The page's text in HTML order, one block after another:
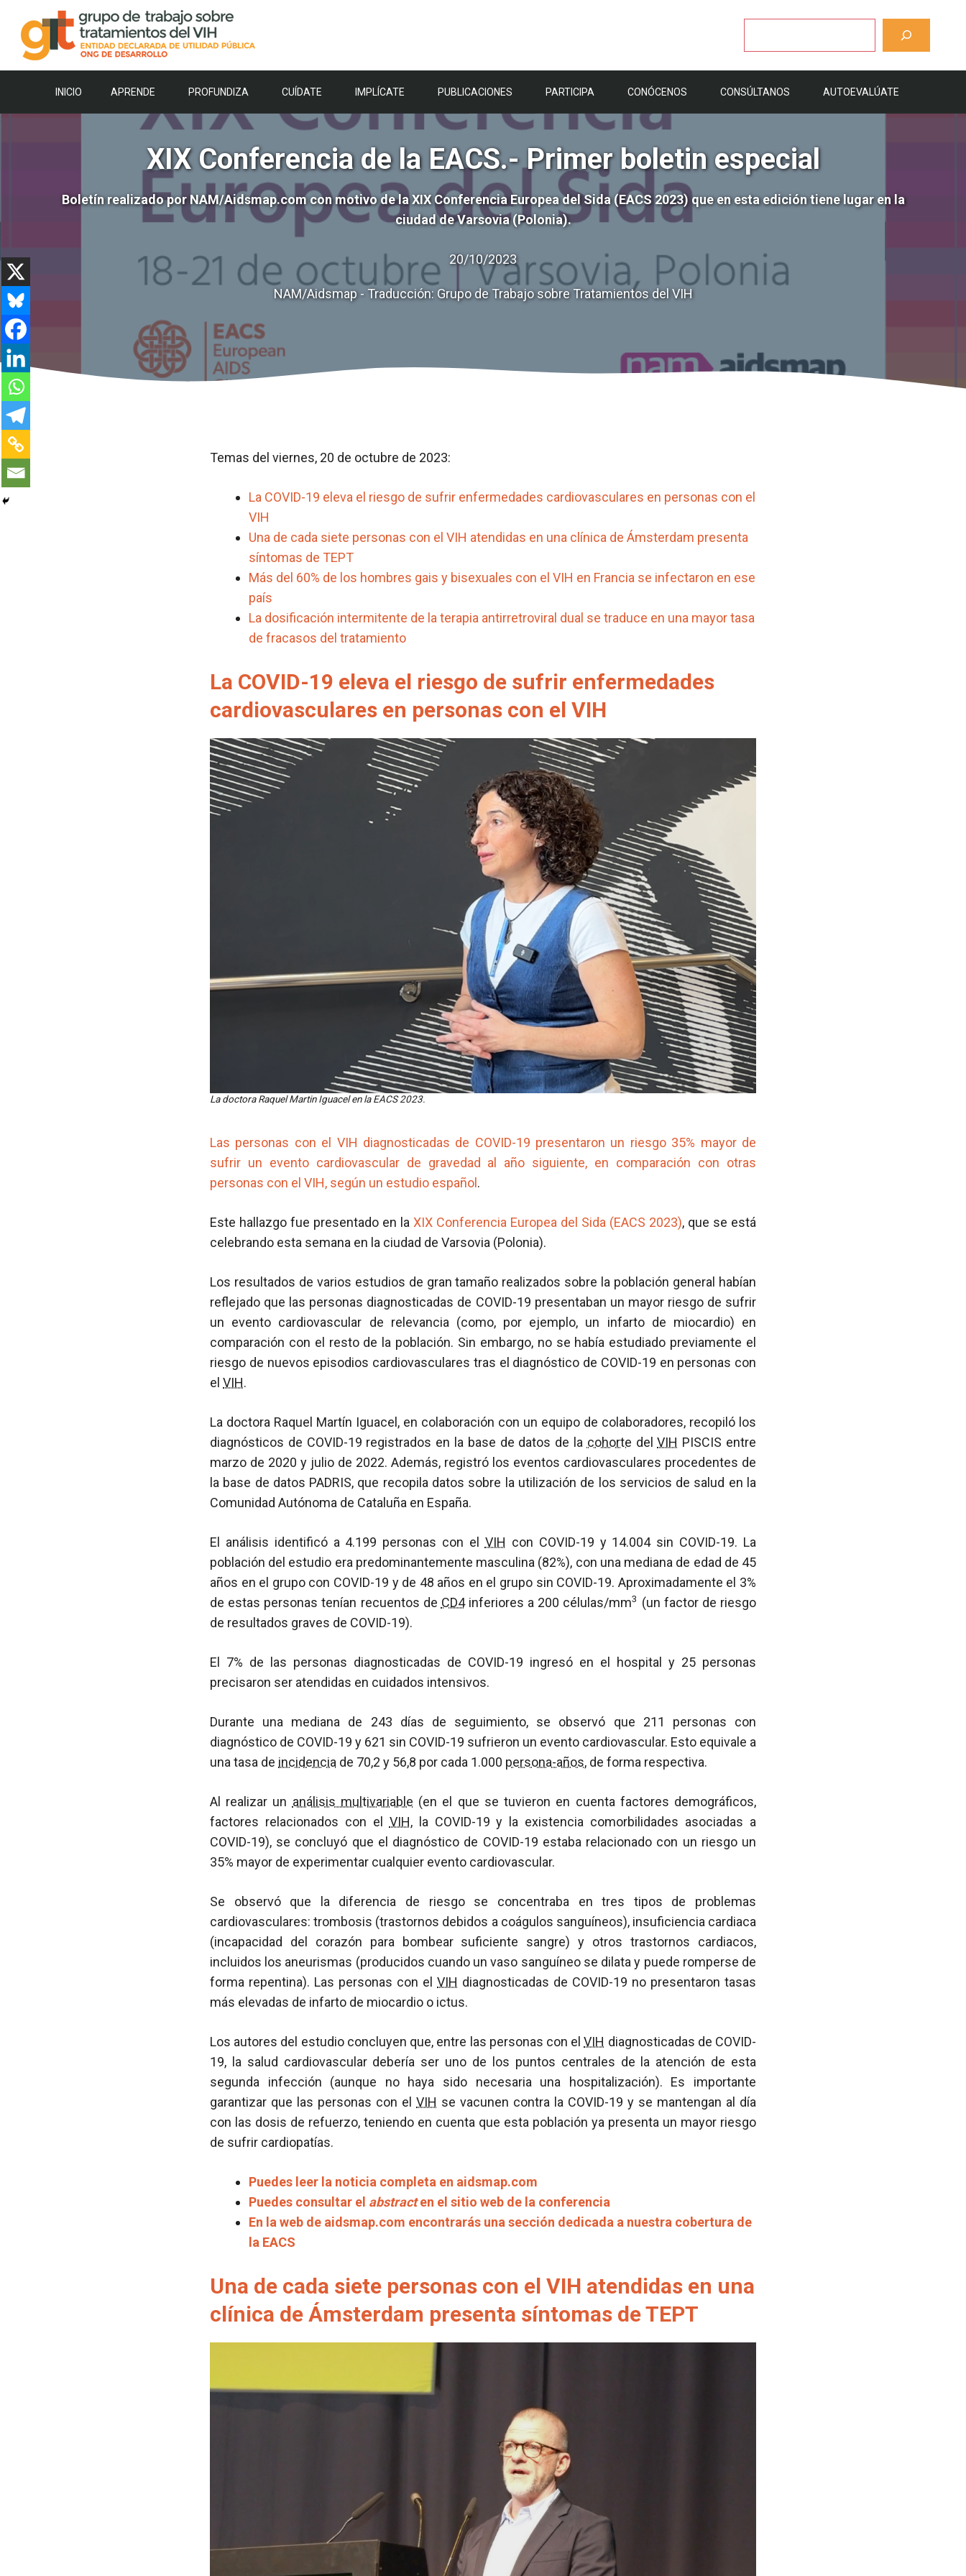
contenido
INICIO APRENDE PROFUNDIZA CUÍDATE IMPLÍCATE PUBLICACIONES PARTICIPA CONÓCENOS CONSÚLTANOS AUTOEVALÚATE
XIX Conferencia de la EACS.- Primer boletin especial
Boletín realizado por NAM/Aidsmap.com con motivo de la XIX Conferencia Europea del Sida (EACS 2023) que en esta edición tiene lugar en la
ciudad de Varsovia (Polonia).
20/10/2023
NAM/Aidsmap - Traducción: Grupo de Trabajo sobre Tratamientos del VIH
Temas del viernes, 20 de octubre de 2023:
La COVID-19 eleva el riesgo de sufrir enfermedades cardiovasculares en personas con el
VIH
Una de cada siete personas con el VIH atendidas en una clínica de Ámsterdam presenta
síntomas de TEPT
Más del 60% de los hombres gais y bisexuales con el VIH en Francia se infectaron en ese
país
La dosificación intermitente de la terapia antirretroviral dual se traduce en una mayor tasa
de fracasos del tratamiento
La COVID-19 eleva el riesgo de sufrir enfermedades
cardiovasculares en personas con el VIH
La doctora Raquel Martin Iguacel en la EACS 2023.
Las personas con el VIH diagnosticadas de COVID-19 presentaron un riesgo 35% mayor de
sufrir un evento cardiovascular de gravedad al año siguiente, en comparación con otras
personas con el VIH, según un estudio español .
Este hallazgo fue presentado en la XIX Conferencia Europea del Sida (EACS 2023), que se está
celebrando esta semana en la ciudad de Varsovia (Polonia).
Los resultados de varios estudios de gran tamaño realizados sobre la población general habían
reflejado que las personas diagnosticadas de COVID-19 presentaban un mayor riesgo de sufrir
un evento cardiovascular de relevancia (como, por ejemplo, un infarto de miocardio) en
comparación con el resto de la población. Sin embargo, no se había estudiado previamente el
riesgo de nuevos episodios cardiovasculares tras el diagnóstico de COVID-19 en personas con
el VIH.
La doctora Raquel Martín Iguacel, en colaboración con un equipo de colaboradores, recopiló los
diagnósticos de COVID-19 registrados en la base de datos de la cohorte delVIH PISCIS entre
marzo de 2020 y julio de 2022. Además, registró los eventos cardiovasculares procedentes de
la base de datos PADRIS, que recopila datos sobre la utilización de los servicios de salud en la
Comunidad Autónoma de Cataluña en España.
El análisis identificó a 4.199 personas con el VIH con COVID-19 y 14.004 sin COVID-19. La
población del estudio era predominantemente masculina (82%), con una mediana de edad de 45
años en el grupo con COVID-19 y de 48 años en el grupo sin COVID-19. Aproximadamente el 3%
de estas personas tenían recuentos de CD4inferiores a 200 células/mm3 (un factor de riesgo
de resultados graves de COVID-19).
El 7% de las personas diagnosticadas de COVID-19 ingresó en el hospital y 25 personas
precisaron ser atendidas en cuidados intensivos.
Durante una mediana de 243 días de seguimiento, se observó que 211 personas con
diagnóstico de COVID-19 y 621 sin COVID-19 sufrieron un evento cardiovascular. Esto equivale a
una tasa de incidencia de 70,2 y 56,8 por cada 1.000 persona-años, de forma respectiva.
Al realizar un análisis multivariable (en el que se tuvieron en cuenta factores demográficos,
factores relacionados con el VIH, la COVID-19 y la existencia comorbilidades asociadas a
COVID-19), se concluyó que el diagnóstico de COVID-19 estaba relacionado con un riesgo un
35% mayor de experimentar cualquier evento cardiovascular.
Se observó que la diferencia de riesgo se concentraba en tres tipos de problemas
cardiovasculares: trombosis (trastornos debidos a coágulos sanguíneos), insuficiencia cardiaca
(incapacidad del corazón para bombear suficiente sangre) y otros trastornos cardiacos,
incluidos los aneurismas (producidos cuando un vaso sanguíneo se dilata y puede romperse de
forma repentina). Las personas con el VIH diagnosticadas de COVID-19 no presentaron tasas
más elevadas de infarto de miocardio o ictus.
Los autores del estudio concluyen que, entre las personas con elVIH diagnosticadas de COVID-
19, la salud cardiovascular debería ser uno de los puntos centrales de la atención de esta
segunda infección (aunque no haya sido necesaria una hospitalización). Es importante
garantizar que las personas con el VIH se vacunen contra la COVID-19 y se mantengan al día
con las dosis de refuerzo, teniendo en cuenta que esta población ya presenta un mayor riesgo
de sufrir cardiopatías.
Puedes leer la noticia completa en aidsmap.com
Puedes consultar el abstracten el sitio web de la conferencia
En la web de aidsmap.com encontrarás una sección dedicada a nuestra cobertura de
la EACS
Una de cada siete personas con el VIH atendidas en una
clínica de Ámsterdam presenta síntomas de TEPT